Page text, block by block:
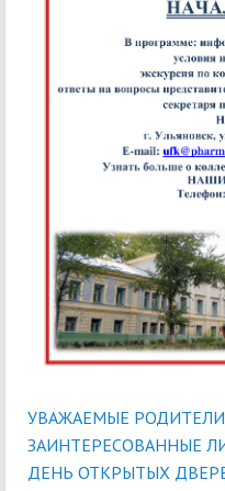
УВАЖАЕМЫЕ
ЗАИНТЕРЕСОВАННЫЕ
ДЕНЬ ОТКРЫТЫХ